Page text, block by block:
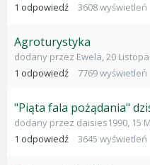
1 odpowiedź 3608wyświetleń
Agroturystyka
dodany przez Ewela,20
1 odpowiedź 7769wyświetleń
"Piąta fala pożądania"
dodany przez daisies1990, 15
1 odpowiedź 3645 wyświetleń